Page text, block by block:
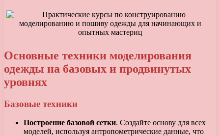
Основные техники моделирования
одежды на базовых и продвинутых
уровнях
Базовые техники
Построение базовой сетки. Создайте основу для всех
моделей, используя антропометрические данные, что